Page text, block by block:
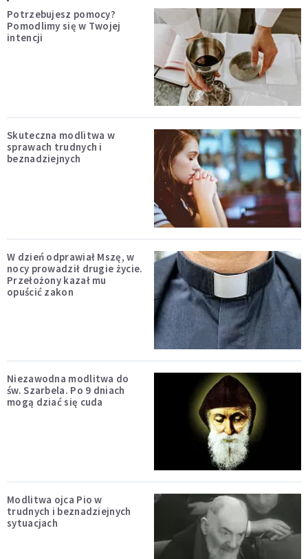
Potrzebujesz pomocy?
Pomodlimy się w Twojej
intencji
Skuteczna modlitwa w
sprawach trudnych i
beznadziejnych
W dzień odprawiał Mszę, w
nocy prowadził drugie życie.
Przełożony kazał mu
opuścić zakon
Niezawodna modlitwa do
św. Szarbela. Po 9 dniach
mogą dziać się cuda
Modlitwa ojca Pio w
trudnych i beznadziejnych
sytuacjach